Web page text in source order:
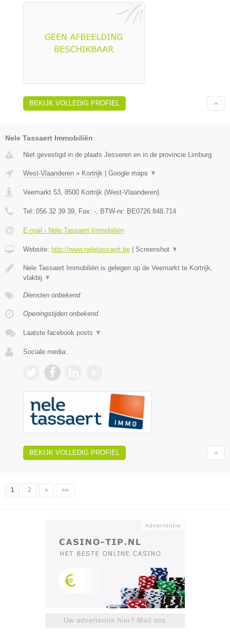
BEKIJK VOLLEDIG PROFIEL
Nele Tassaert Immobiliën
Niet gevestigd in de plaats Jesseren en in de provincie Limburg.
West-Vlaanderen » Kortrijk Google maps ▼
Veemarkt 53 8500 Kortrijk (West-Vlaanderen)
Tel: 056 32 39 39 , Fax: - , BTW-nr: BE0726.848.714
E-mail › Nele Tassaert Immobiliën
Website: http://www.neletassaert.be Screenshot ▼
Nele Tassaert Immobiliën is gelegen op de Veemarkt te Kortrijk,
vlakbij ▼
Diensten onbekend
Openingstijden onbekend
Laatste facebook posts ▼
Sociale media:
BEKIJK VOLLEDIG PROFIEL
1 2 » »»
Uw advertentie hier? Mail ons